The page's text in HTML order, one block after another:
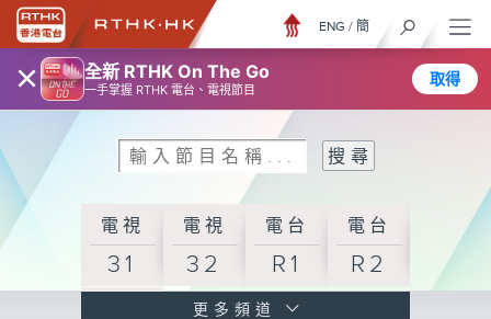
× 全新 RTHK On The Go
一手掌握 RTHK 電台、電視節目
取得
ENG / 簡
電視
31
電視
32
電台
R1
電台
R2
更多頻道